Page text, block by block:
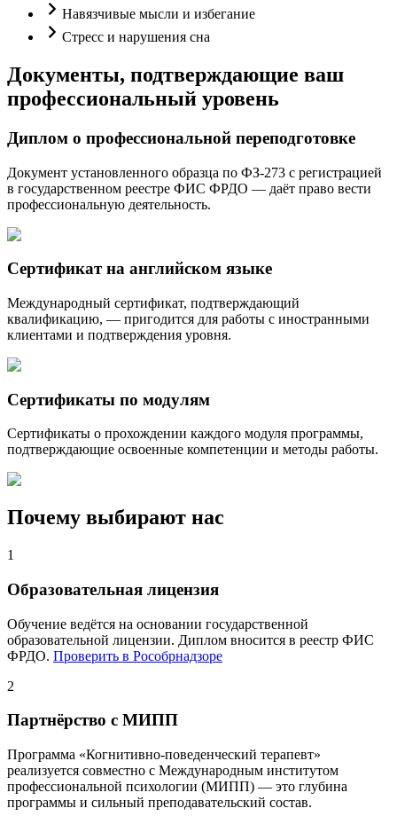
Навязчивые мысли и избегание
Стресс и нарушения сна
Документы, подтверждающие ваш
профессиональный уровень
Диплом о профессиональной переподготовке
Документ установленного образца по ФЗ-273 с регистрацией
в государственном реестре ФИС ФРДО — даёт право вести
профессиональную деятельность.
Сертификат на английском языке
Международный сертификат, подтверждающий
квалификацию, — пригодится для работы с иностранными
клиентами и подтверждения уровня.
Сертификаты по модулям
Сертификаты о прохождении каждого модуля программы,
подтверждающие освоенные компетенции и методы работы.
Почему выбирают нас
1
Образовательная лицензия
Обучение ведётся на основании государственной
образовательной лицензии. Диплом вносится в реестр ФИС
ФРДО. Проверить в Рособрнадзоре
2
Партнёрство с МИПП
Программа «Когнитивно-поведенческий терапевт»
реализуется совместно с Международным институтом
профессиональной психологии (МИПП) — это глубина
программы и сильный преподавательский состав.